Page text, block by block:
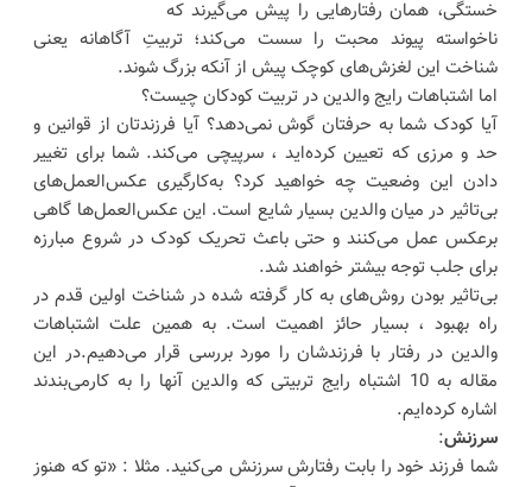
خستگی، همان رفتارهایی را پیش می‌گیرند که
ناخواسته پیوند محبت را سست می‌کند؛ تربیتِ آگاهانه یعنی
شناخت این لغزش‌های کوچک پیش از آنکه بزرگ شوند.
اما اشتباهات رایج والدین در تربیت کودکان‌ چیست؟
آیا کودک شما به حرفتان گوش نمی‌دهد؟ آیا فرزندتان از قوانین و
حد و مرزی که تعیین کرده‌اید ، سرپیچی می‌کند. شما برای تغییر
دادن این وضعیت چه خواهید کرد؟ به‌کارگیری عکس‌العمل‌های
بی‌تاثیر در میان والدین بسیار شایع است. این عکس‌العمل‌ها گاهی
برعکس‌ عمل می‌کنند و حتی باعث تحریک کودک در شروع مبارزه
برای جلب توجه بیشتر خواهند شد.
بی‌تاثیر بودن روش‌های به کار گرفته شده در شناخت اولین قدم در
راه بهبود ، بسیار حائز اهمیت است. به همین علت اشتباهات
والدین در رفتار با فرزندشان را مورد بررسی قرار می‌دهیم.در این
مقاله به 10 اشتباه رایج تربیتی که والدین آنها را به کارمی‌بندند
اشاره کرده‌ایم.
سرزنش:
شما فرزند خود را بابت رفتارش سرزنش می‌کنید. مثلا : «تو که هنوز